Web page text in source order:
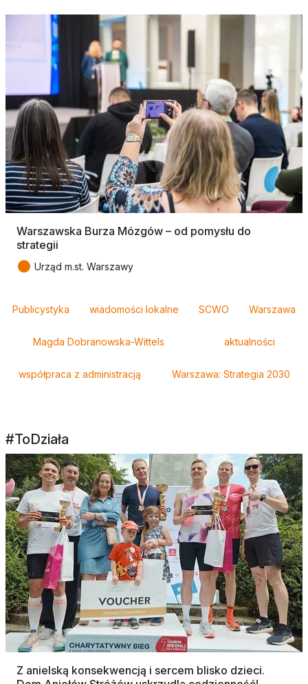
Warszawska Burza Mózgów – od pomysłu do
strategii
● Urząd m.st. Warszawy
Publicystyka wiadomości lokalne SCWO Warszawa
Magda Dobranowska-Wittels aktualności
współpraca z administracją Warszawa: Strategia 2030
#ToDziała
Z anielską konsekwencją i sercem blisko dzieci.